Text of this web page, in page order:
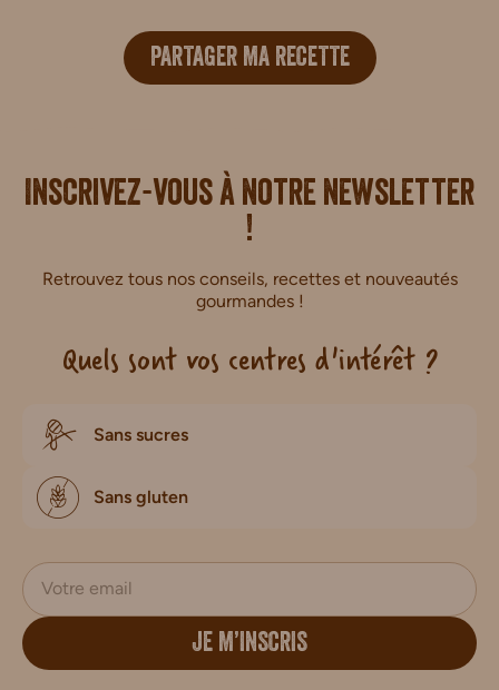
PARTAGER MA RECETTE
Inscrivez-vous à notre newsletter
!
Retrouvez tous nos conseils, recettes et nouveautés
gourmandes !
Quels sont vos centres d'intérêt ?
Sans sucres
Sans gluten
JE M’INSCRIS